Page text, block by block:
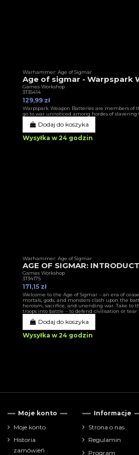
Warhammer: Age of Sigmar
Age of sigmar - Warpspark
Games Workshop
3T35414
129,99 zł
Warpspark Weapon Batteries are members of
go to war unnoticed among hordes of slavering
Dodaj do koszyka
Wysyłka w 24 godzin
Warhammer: Age of Sigmar
AGE OF SIGMAR:
Games Workshop
3T34175
171,15 zł
Welcome to the Age of Sigmar – an era of
mortals, gods, and monsters clash upon the
heroism, sacrifice, and unending war. Take to
troops into battle – to defend civilisation or tear
Dodaj do koszyka
Wysyłka w 24 godzin
Moje konto
Moje konto
Historia
zamówień
Informacje
Strona o nas
Regulamin
Program